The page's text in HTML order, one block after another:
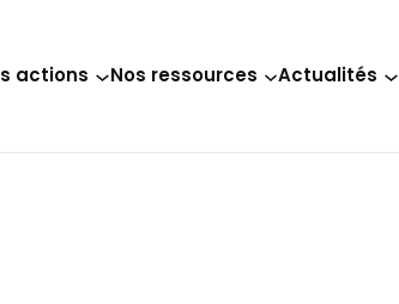
actions Nos ressources Actualités